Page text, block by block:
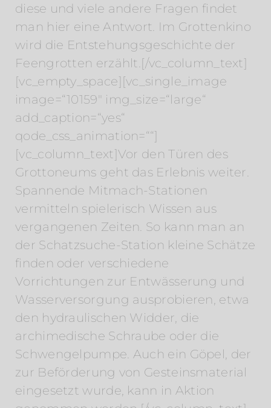
diese und viele andere Fragen findet
man hier eine Antwort. Im Grottenkino
wird die Entstehungsgeschichte der
Feengrotten erzählt.[/vc_column_text]
[vc_empty_space][vc_single_image
image=“10159″ img_size=“large“
add_caption=“yes“
qode_css_animation=““]
[vc_column_text]Vor den Türen des
Grottoneums geht das Erlebnis weiter.
Spannende Mitmach-Stationen
vermitteln spielerisch Wissen aus
vergangenen Zeiten. So kann man an
der Schatzsuche-Station kleine Schätze
finden oder verschiedene
Vorrichtungen zur Entwässerung und
Wasserversorgung ausprobieren, etwa
den hydraulischen Widder, die
archimedische Schraube oder die
Schwengelpumpe. Auch ein Göpel, der
zur Beförderung von Gesteinsmaterial
eingesetzt wurde, kann in Aktion